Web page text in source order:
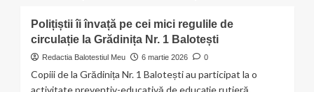
Polițiștii îi învață pe cei mici regulile de
circulație la Grădinița Nr. 1 Balotești
Redactia Balotestiul Meu 6 martie 2026 0
Copiii de la Grădinița Nr. 1 Balotești au participat la o
activitate preventiv-educativă de educație rutieră,